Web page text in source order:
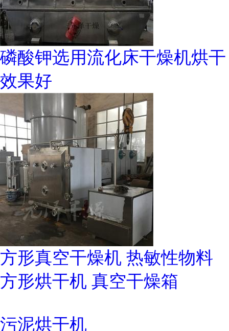
磷酸钾选用流化床干燥机烘干
效果好
方形真空干燥机 热敏性物料
方形烘干机 真空干燥箱
污泥烘干机